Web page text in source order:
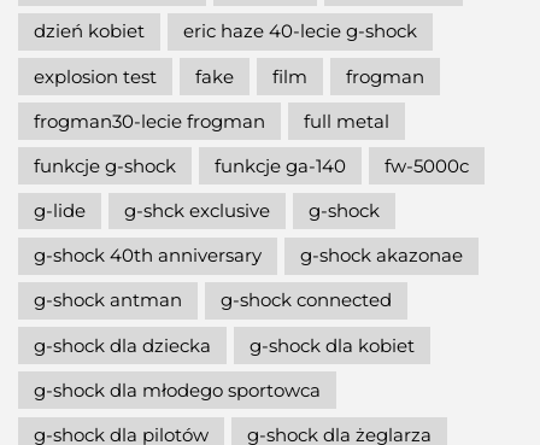
dzień kobiet
eric haze 40-lecie g-shock
explosion test
fake film
frogman
frogman30-lecie frogman
full metal
funkcje g-shock
funkcje ga-140
fw-5000c
g-lide
g-shck exclusive
g-shock
g-shock 40th anniversary
g-shock akazonae
g-shock antman
g-shock connected
g-shock dla dziecka
g-shock dla kobiet
g-shock dla młodego sportowca
g-shock dla pilotów
g-shock dla żeglarza